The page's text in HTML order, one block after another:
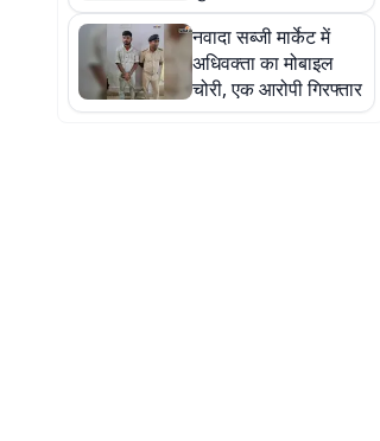
जाएगा जागरूक
नवादा सब्जी मार्केट में
अधिवक्ता का मोबाइल
चोरी, एक आरोपी गिरफ्तार